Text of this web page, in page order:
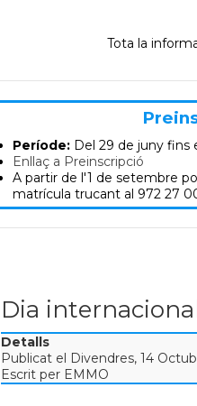
Tota la
Període: Del 29 de juny fins
Enllaç a Preinscripció
A partir de l'1 de setembre
matrícula trucant al 972 27
Dia
Detalls
Publicat el Divendres, 14
Escrit per EMMO